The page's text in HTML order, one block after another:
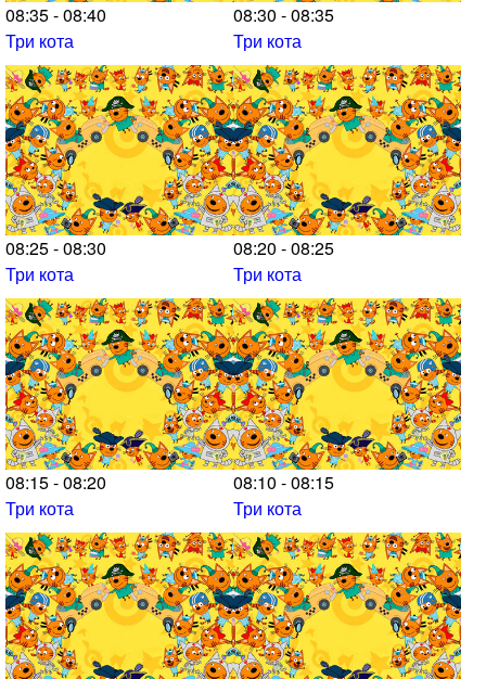
08:35 - 08:40
Три кота
08:30 - 08:35
Три кота
08:25 - 08:30
Три кота
08:20 - 08:25
Три кота
08:15 - 08:20
Три кота
08:10 - 08:15
Три кота